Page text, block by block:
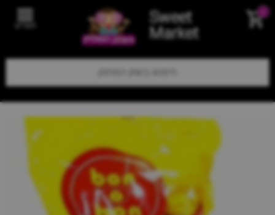
Sweet
Market תפריט